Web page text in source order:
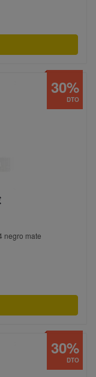
negro mate
DTO
30%
DTO
30%